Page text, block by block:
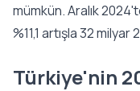
mümkün. Aralık
%11,1 artışla 32
Türkiye'nin